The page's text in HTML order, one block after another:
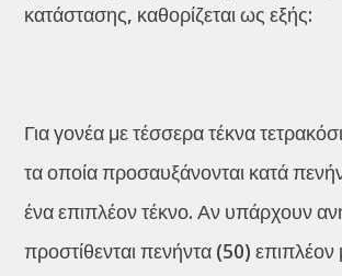
κατάστασης, καθορίζεται ως εξής:
Για γονέα με τέσσερα τέκνα
τα οποία προσαυξάνονται κατά
ένα επιπλέον τέκνο. Αν υπάρχουν
προστίθενται πενήντα (50) επιπλέον